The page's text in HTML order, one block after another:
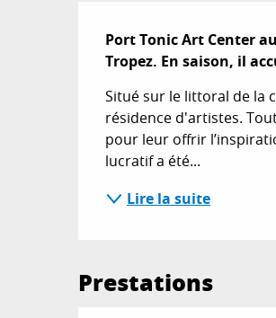
Port Tonic Art Center
Tropez. En saison, il
Situé sur le littoral de la
résidence d'artistes.
pour leur offrir
lucratif a été...
Lire la suite
Prestations